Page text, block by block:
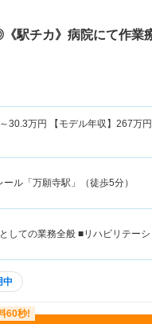
駅チカ》病院にて作業
30.3万円 【モデル年収】 267万
ル「万願寺駅」（徒歩5分）
しての業務全般 ■リハビリテー
中